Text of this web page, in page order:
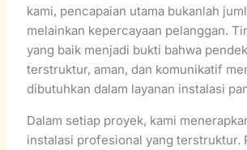
kami, pencapaian utama bukanlah
melainkan kepercayaan pelanggan.
yang baik menjadi bukti bahwa
terstruktur, aman, dan komunikatif
dibutuhkan dalam layanan instalasi
Dalam setiap proyek, kami
instalasi profesional yang terstruktur.